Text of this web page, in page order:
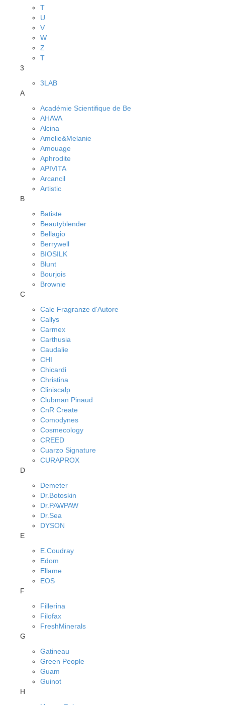
T
U
V
W
Z
Т
3
3LAB
A
Académie Scientifique de Be
AHAVA
Alcina
Amelie&Melanie
Amouage
Aphrodite
APIVITA
Arcancil
Artistic
B
Batiste
Beautyblender
Bellagio
Berrywell
BIOSILK
Blunt
Bourjois
Brownie
C
Cale Fragranze d'Autore
Callys
Carmex
Carthusia
Caudalie
CHI
Chicardi
Christina
Cliniscalp
Clubman Pinaud
CnR Create
Comodynes
Cosmecology
CREED
Cuarzo Signature
CURAPROX
D
Demeter
Dr.Botoskin
Dr.PAWPAW
Dr.Sea
DYSON
E
E.Coudray
Edom
Ellame
EOS
F
Fillerina
Filofax
FreshMinerals
G
Gatineau
Green People
Guam
Guinot
H